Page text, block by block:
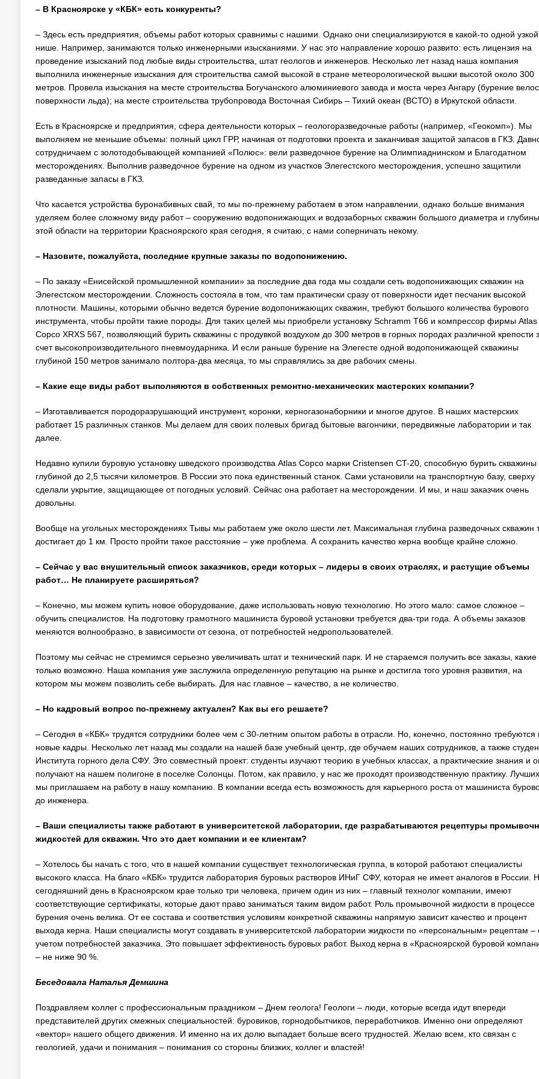
– В Красноярске у «КБК» есть конкуренты?
– Здесь есть предприятия, объемы работ которых сравнимы с нашими. Однако они специализируются в какой-то одной узкой
нише. Например, занимаются только инженерными изысканиями. У нас это направление хорошо развито: есть лицензия на
проведение изысканий под любые виды строительства, штат геологов и инженеров. Несколько лет назад наша компания
выполнила инженерные изыскания для строительства самой высокой в стране метеорологической вышки высотой около 300
метров. Провела изыскания на месте строительства Богучанского алюминиевого завода и моста через Ангару (бурение
поверхности льда); на месте строительства трубопровода Восточная Сибирь – Тихий океан (ВСТО) в Иркутской области.
Есть в Красноярске и предприятия, сфера деятельности которых – геологоразведочные работы (например, «Геокомп»). Мы
выполняем не меньшие объемы: полный цикл ГРР, начиная от подготовки проекта и заканчивая защитой запасов в ГКЗ.
сотрудничаем с золотодобывающей компанией «Полюс»: вели разведочное бурение на Олимпиаднинском и Благодатном
месторождениях. Выполнив разведочное бурение на одном из участков Элегестского месторождения, успешно защитили
разведанные запасы в ГКЗ.
Что касается устройства буронабивных свай, то мы по-прежнему работаем в этом направлении, однако больше внимания
уделяем более сложному виду работ – сооружению водопонижающих и водозаборных скважин большого диаметра и
этой области на территории Красноярского края сегодня, я считаю, с нами соперничать некому.
– Назовите, пожалуйста, последние крупные заказы по водопонижению.
– По заказу «Енисейской промышленной компании» за последние два года мы создали сеть водопонижающих скважин на
Элегестском месторождении. Сложность состояла в том, что там практически сразу от поверхности идет песчаник высокой
плотности. Машины, которыми обычно ведется бурение водопонижающих скважин, требуют большого количества бурового
инструмента, чтобы пройти такие породы. Для таких целей мы приобрели установку Schramm T66 и компрессор фирмы Atlas
Copco XRXS 567, позволяющий бурить скважины с продувкой воздухом до 300 метров в горных породах различной крепости
счет высокопроизводительного пневмоударника. И если раньше бурение на Элегесте одной водопонижающей скважины
глубиной 150 метров занимало полтора-два месяца, то мы справлялись за две рабочих смены.
– Какие еще виды работ выполняются в собственных ремонтно-механических мастерских компании?
– Изготавливается породоразрушающий инструмент, коронки, керногазонаборники и многое другое. В наших мастерских
работает 15 различных станков. Мы делаем для своих полевых бригад бытовые вагончики, передвижные лаборатории и так
далее.
Недавно купили буровую установку шведского производства Atlas Copco марки Cristensen CT-20, способную бурить скважины
глубиной до 2,5 тысячи километров. В России это пока единственный станок. Сами установили на транспортную базу, сверху
сделали укрытие, защищающее от погодных условий. Сейчас она работает на месторождении. И мы, и наш заказчик очень
довольны.
Вообще на угольных месторождениях Тывы мы работаем уже около шести лет. Максимальная глубина разведочных скважин
достигает до 1 км. Просто пройти такое расстояние – уже проблема. А сохранить качество керна вообще крайне сложно.
– Сейчас у вас внушительный список заказчиков, среди которых – лидеры в своих отраслях, и растущие объемы
работ… Не планируете расширяться?
– Конечно, мы можем купить новое оборудование, даже использовать новую технологию. Но этого мало: самое сложное –
обучить специалистов. На подготовку грамотного машиниста буровой установки требуется два-три года. А объемы заказов
меняются волнообразно, в зависимости от сезона, от потребностей недропользователей.
Поэтому мы сейчас не стремимся серьезно увеличивать штат и технический парк. И не стараемся получить все заказы, какие
только возможно. Наша компания уже заслужила определенную репутацию на рынке и достигла того уровня развития, на
котором мы можем позволить себе выбирать. Для нас главное – качество, а не количество.
– Но кадровый вопрос по-прежнему актуален? Как вы его решаете?
– Сегодня в «КБК» трудятся сотрудники более чем с 30-летним опытом работы в отрасли. Но, конечно, постоянно требуются
новые кадры. Несколько лет назад мы создали на нашей базе учебный центр, где обучаем наших сотрудников, а также
Института горного дела СФУ. Это совместный проект: студенты изучают теорию в учебных классах, а практические знания и
получают на нашем полигоне в поселке Солонцы. Потом, как правило, у нас же проходят производственную практику. Лучших
мы приглашаем на работу в нашу компанию. В компании всегда есть возможность для карьерного роста от машиниста
до инженера.
– Ваши специалисты также работают в университетской лаборатории, где разрабатываются рецептуры
жидкостей для скважин. Что это дает компании и ее клиентам?
– Хотелось бы начать с того, что в нашей компании существует технологическая группа, в которой работают специалисты
высокого класса. На благо «КБК» трудится лаборатория буровых растворов ИНиГ СФУ, которая не имеет аналогов в России.
сегодняшний день в Красноярском крае только три человека, причем один из них – главный технолог компании, имеют
соответствующие сертификаты, которые дают право заниматься таким видом работ. Роль промывочной жидкости в процессе
бурения очень велика. От ее состава и соответствия условиям конкретной скважины напрямую зависит качество и процент
выхода керна. Наши специалисты могут создавать в университетской лаборатории жидкости по «персональным» рецептам –
учетом потребностей заказчика. Это повышает эффективность буровых работ. Выход керна в «Красноярской буровой
– не ниже 90 %.
Беседовала Наталья Демшина
Поздравляем коллег с профессиональным праздником – Днем геолога! Геологи – люди, которые всегда идут впереди
представителей других смежных специальностей: буровиков, горнодобытчиков, переработчиков. Именно они определяют
«вектор» нашего общего движения. И именно на их долю выпадает больше всего трудностей. Желаю всем, кто связан с
геологией, удачи и понимания – понимания со стороны близких, коллег и властей!